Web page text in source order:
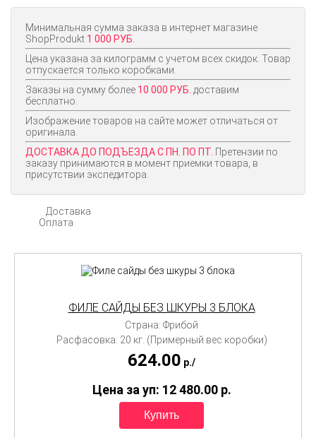
Минимальная сумма заказа в интернет магазине
ShopProdukt 1 000 РУБ.
Цена указана за килограмм с учетом всех скидок. Товар
отпускается только коробками.
Заказы на сумму более 10 000 РУБ. доставим
бесплатно.
Изображение товаров на сайте может отличаться от
оригинала.
ДОСТАВКА ДО ПОДЪЕЗДА С ПН. ПО ПТ. Претензии по
заказу принимаются в момент приемки товара, в
присутствии экспедитора.
Доставка
Оплата
ФИЛЕ САЙДЫ БЕЗ ШКУРЫ 3 БЛОКА
Страна: Фрибой
Расфасовка: 20 кг. (Примерный вес коробки)
624.00 p./
Цена за уп: 12 480.00 p.